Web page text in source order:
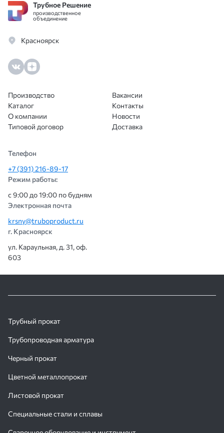
Трубное Решение
производственное
объединение
Красноярск
Производство
Каталог
О компании
Типовой договор
Вакансии
Контакты
Новости
Доставка
Телефон
+7 (391) 216-89-17
Режим работы:
с 9:00 до 19:00 по будням
Электронная почта
krsny@truboproduct.ru
г. Красноярск
ул. Караульная, д. 31, оф.
603
Трубный прокат
Трубопроводная арматура
Черный прокат
Цветной металлопрокат
Листовой прокат
Специальные стали и сплавы